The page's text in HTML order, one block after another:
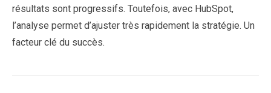
résultats sont progressifs. Toutefois, avec HubSpot,
l’analyse permet d’ajuster très rapidement la stratégie. Un
facteur clé du succès.